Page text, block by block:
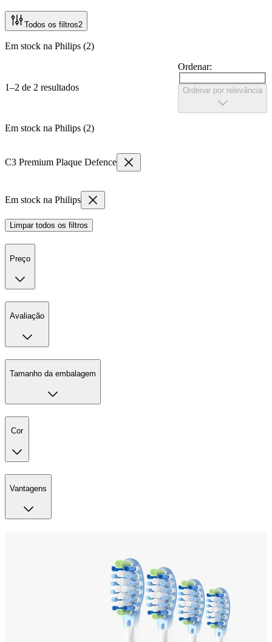
Todos os filtros2
Em stock na Philips (2)
1–2 de 2 resultados
Ordenar:
Ordenar por relevância
Em stock na Philips (2)
C3 Premium Plaque Defence
Em stock na Philips
Limpar todos os filtros
Preço
Avaliação
Tamanho da embalagem
Cor
Vantagens